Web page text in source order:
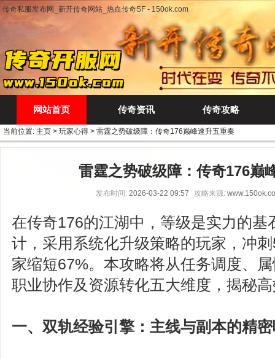
传奇私服发布网_新开传奇网站_热血传奇SF - 150ok.com
网站首页 传奇资讯 传奇攻略
当前位置: 主页 > 玩家心得 > 雷霆之势破级障：传奇176巅峰速升五重奏
雷霆之势破级障：传奇176巅
发布时间: 2026-03-22 09:57 攻略来源:
在传奇176的江湖中，等级是实力的基
计，采用系统化升级策略的玩家，冲
家缩短67%。本攻略将从任务调度、
职业协作及资源转化五大维度，揭秘
一、双轨经验引擎：主线与副本的精